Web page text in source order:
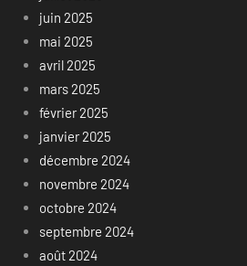
juin 2025
mai 2025
avril 2025
mars 2025
février 2025
janvier 2025
décembre 2024
novembre 2024
octobre 2024
septembre 2024
août 2024